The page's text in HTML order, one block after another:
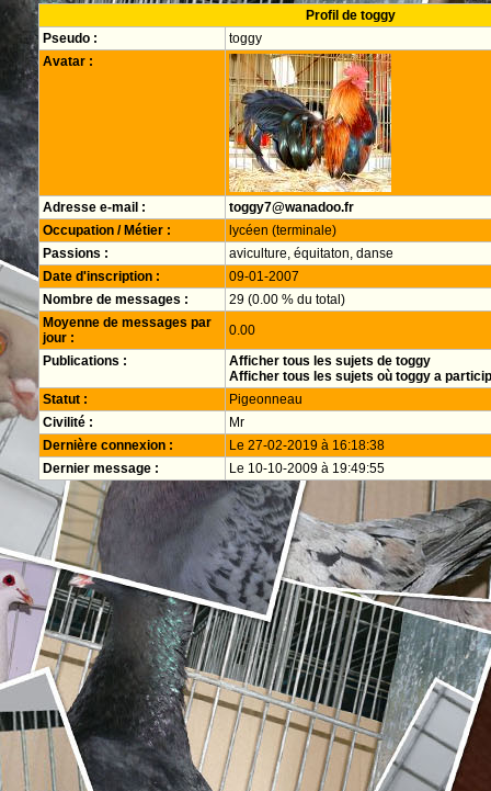
Profil de toggy
Pseudo :
toggy
Avatar :
Adresse e-mail :
toggy7@wanadoo.fr
Occupation / Métier :
lycéen (terminale)
Passions :
aviculture, équitaton, danse
Date d'inscription :
09-01-2007
Nombre de messages :
29 (0.00 % du total)
Moyenne de messages par
jour :
0.00
Publications :
Afficher tous les sujets de toggy
Afficher tous les sujets où toggy a
Statut :
Pigeonneau
Civilité :
Mr
Dernière connexion :
Le 27-02-2019 à 16:18:38
Dernier message :
Le 10-10-2009 à 19:49:55